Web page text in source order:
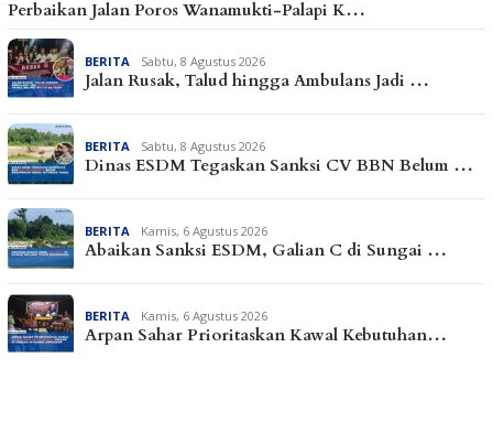
Perbaikan Jalan Poros Wanamukti-Palapi K…
BERITA Sabtu, 8 Agustus 2026
Jalan Rusak, Talud hingga Ambulans Jadi …
BERITA Sabtu, 8 Agustus 2026
Dinas ESDM Tegaskan Sanksi CV BBN Belum …
BERITA Kamis, 6 Agustus 2026
Abaikan Sanksi ESDM, Galian C di Sungai …
BERITA Kamis, 6 Agustus 2026
Arpan Sahar Prioritaskan Kawal Kebutuhan…